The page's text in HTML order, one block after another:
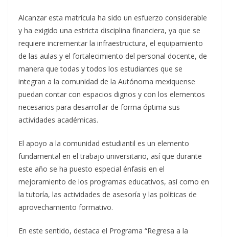
Alcanzar esta matrícula ha sido un esfuerzo considerable
y ha exigido una estricta disciplina financiera, ya que se
requiere incrementar la infraestructura, el equipamiento
de las aulas y el fortalecimiento del personal docente, de
manera que todas y todos los estudiantes que se
integran a la comunidad de la Autónoma mexiquense
puedan contar con espacios dignos y con los elementos
necesarios para desarrollar de forma óptima sus
actividades académicas.
El apoyo a la comunidad estudiantil es un elemento
fundamental en el trabajo universitario, así que durante
este año se ha puesto especial énfasis en el
mejoramiento de los programas educativos, así como en
la tutoría, las actividades de asesoría y las políticas de
aprovechamiento formativo.
En este sentido, destaca el Programa “Regresa a la